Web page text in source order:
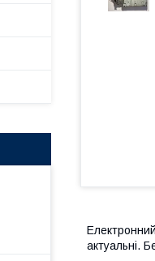
актуальні.